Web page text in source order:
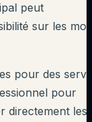
peut
sur les
pour des
pour
directement les